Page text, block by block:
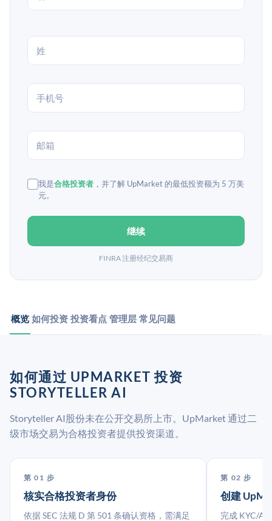
我是合格投资者 ，并了解 UpMarket 的最低投资额为 5 万美
元。
继续
FINRA 注册经纪交易商
概览 如何投资 投资看点 管理层 常见问题
如何通过 UPMARKET 投资
STORYTELLER AI
Storyteller AI股份未在公开交易所上市。UpMarket 通过二
级市场交易为合格投资者提供投资渠道。
第 01 步
核实合格投资者身份
依据 SEC 法规 D 第 501 条确认资格，需满足
第 02 步
创建
完成 KYC/